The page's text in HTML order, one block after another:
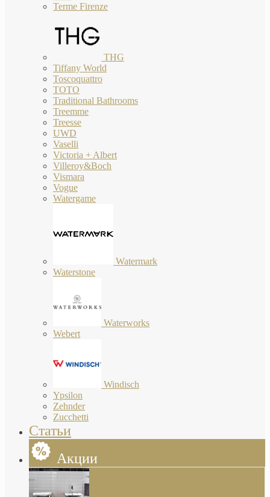
Terme Firenze
THG
Tiffany World
Toscoquattro
TOTO
Traditional Bathrooms
Treemme
Treesse
UWD
Vaselli
Victoria + Albert
Villeroy&Boch
Vismara
Vogue
Watergame
Watermark
Waterstone
Waterworks
Webert
Windisch
Ypsilon
Zehnder
Zucchetti
Статьи
Акции